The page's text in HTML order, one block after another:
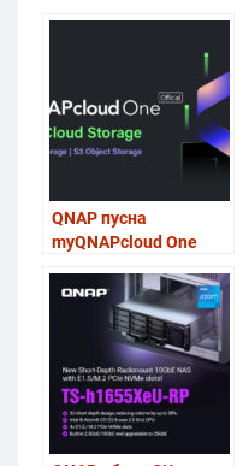
QNAP пусна
myQNAPcloud One
облачен сторидж за
архивиране на NAS и
мащабируем
сторидж за
разнообразни данни